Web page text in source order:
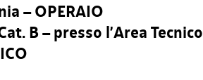
– OPERAIO
B – presso l’Area Tecnico